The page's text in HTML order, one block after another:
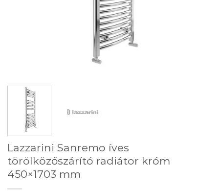
Lazzarini Sanremo íves
törölközőszárító radiátor króm
450×1703 mm